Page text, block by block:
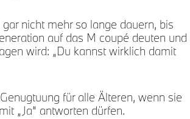
nicht mehr so lange dauern, bis
auf das M coupé deuten und
wird: „Du kannst wirklich damit
für alle Älteren, wenn sie
„Ja“ antworten dürfen.